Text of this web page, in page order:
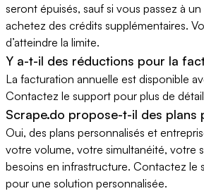
seront épuisés, sauf si vous passez à
achetez des crédits supplémentaires.
d’atteindre la limite.
Y a-t-il des réductions pour la
La facturation annuelle est disponible
Contactez le support pour plus de
Scrape.do propose-t-il des plans
Oui, des plans personnalisés et
votre volume, votre simultanéité, votre
besoins en infrastructure. Contactez le
pour une solution personnalisée.